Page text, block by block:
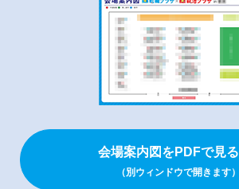
会場案内図をPDFで見る
（別ウィンドウで開きます）